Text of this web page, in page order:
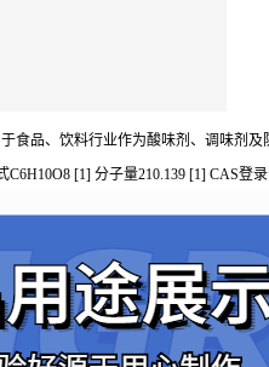
食品、饮料行业作为酸味剂、调味剂
C6H10O8 [1] 分子量210.139 [1]